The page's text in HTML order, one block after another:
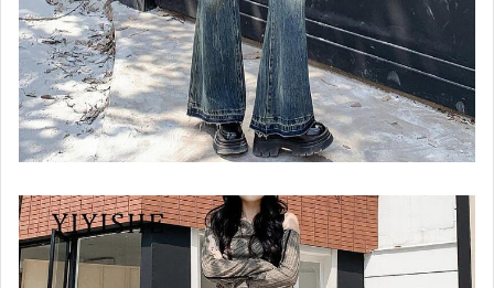
男性精品與服飾
偶像、球員卡與郵幣
女裝與服飾配件
手錶與飾品配件
女包精品與女鞋
家電與影音視聽